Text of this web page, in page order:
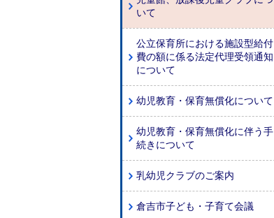
いて
公立保育所における施設型給付
費の額に係る法定代理受領通知
について
幼児教育・保育無償化について
幼児教育・保育無償化に伴う手
続きについて
乳幼児クラブのご案内
倉吉市子ども・子育て会議